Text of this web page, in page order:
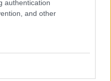
authentication
and other